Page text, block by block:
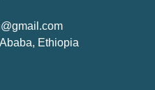
Ethiopia